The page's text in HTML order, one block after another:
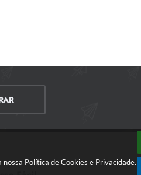
nossa Política de Cookies e Privacidade.